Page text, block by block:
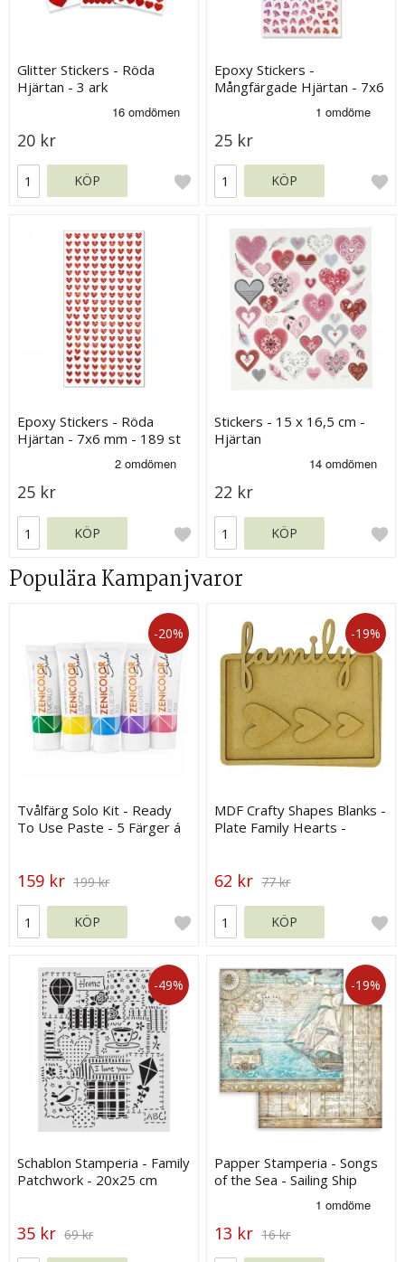
Glitter Stickers - Röda
Hjärtan - 3 ark
20 kr
KÖP
Epoxy Stickers -
Mångfärgade Hjärtan - 7x6
25 kr
KÖP
Epoxy Stickers - Röda
Hjärtan - 7x6 mm - 189 st
25 kr
KÖP
Stickers - 15 x 16,5 cm -
Hjärtan
22 kr
KÖP
Populära Kampanjvaror
-20%
Tvålfärg Solo Kit - Ready
To Use Paste - 5 Färger á
159 kr 199 kr
KÖP
-19%
MDF Crafty Shapes Blanks -
Plate Family Hearts -
62 kr 77 kr
KÖP
-49%
Schablon Stamperia - Family
Patchwork - 20x25 cm
35 kr 69 kr
-19%
Papper Stamperia - Songs
of the Sea - Sailing Ship
13 kr 16 kr